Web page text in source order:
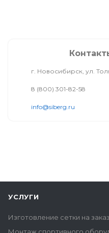
г. Новосибирск, ул.
8 (800) 301-82-58
info@siberg.ru
УСЛУГИ
Изготовление сетки на заказ